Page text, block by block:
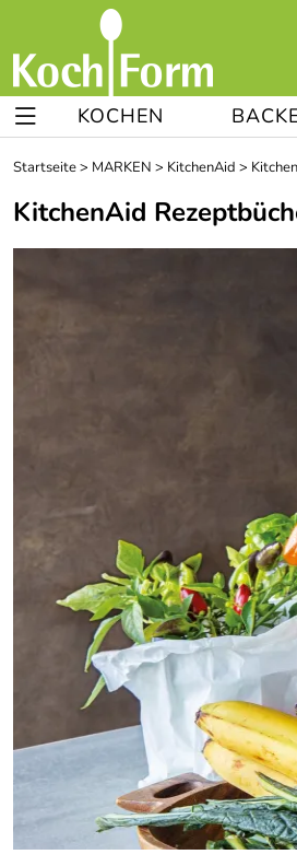
KOCHEN
Startseite> MARKEN > KitchenAid >
KitchenAid